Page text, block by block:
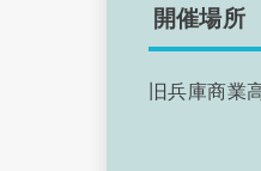
開催場所
旧兵庫商業